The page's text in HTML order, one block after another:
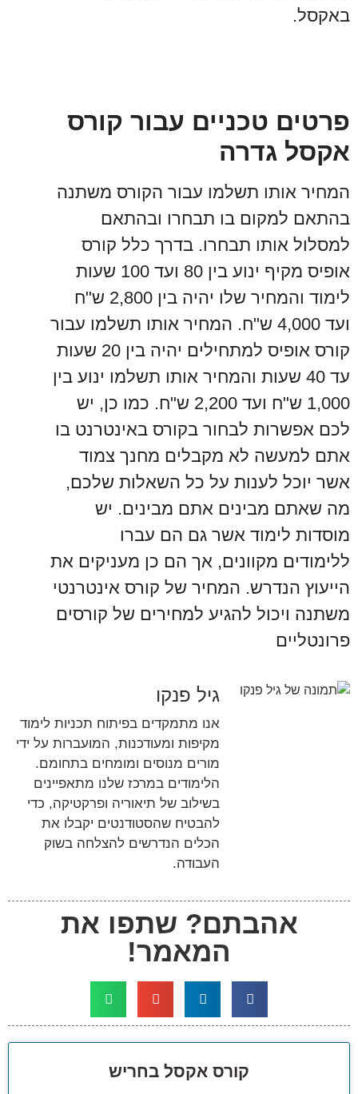
באקסל.
פרטים טכניים עבור קורס
אקסל גדרה
המחיר אותו תשלמו עבור הקורס משתנה
בהתאם למקום בו תבחרו ובהתאם
למסלול אותו תבחרו. בדרך כלל קורס
אופיס מקיף ינוע בין 80 ועד 100 שעות
לימוד והמחיר שלו יהיה בין 2,800 ש"ח
ועד 4,000 ש"ח. המחיר אותו תשלמו עבור
קורס אופיס למתחילים יהיה בין 20 שעות
עד 40 שעות והמחיר אותו תשלמו ינוע בין
1,000 ש"ח ועד 2,200 ש"ח. כמו כן, יש
לכם אפשרות לבחור בקורס באינטרנט בו
אתם למעשה לא מקבלים מחנך צמוד
אשר יוכל לענות על כל השאלות שלכם,
מה שאתם מבינים אתם מבינים. יש
מוסדות לימוד אשר גם הם עברו
ללימודים מקוונים, אך הם כן מעניקים את
הייעוץ הנדרש. המחיר של קורס אינטרנטי
משתנה ויכול להגיע למחירים של קורסים
פרונטליים
גיל פנקו
אנו מתמקדים בפיתוח תכניות לימוד
מקיפות ומעודכנות, המועברות על ידי
מורים מנוסים ומומחים בתחומם.
הלימודים במרכז שלנו מתאפיינים
בשילוב של תיאוריה ופרקטיקה, כדי
להבטיח שהסטודנטים יקבלו את
הכלים הנדרשים להצלחה בשוק
העבודה.
אהבתם? שתפו את
המאמר!
קורס אקסל בחריש